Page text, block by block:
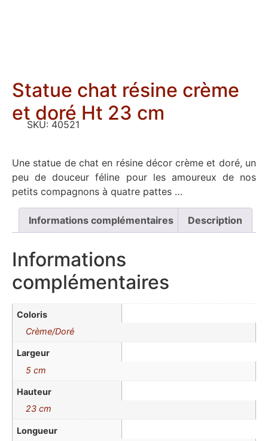
Statue chat résine crème
et doré Ht 23 cm
SKU: 40521
Une statue de chat en résine décor crème et doré, un
peu de douceur féline pour les amoureux de nos
petits compagnons à quatre pattes …
Informations complémentaires Description
Informations
complémentaires
Coloris
Crème/Doré
Largeur
5 cm
Hauteur
23 cm
Longueur